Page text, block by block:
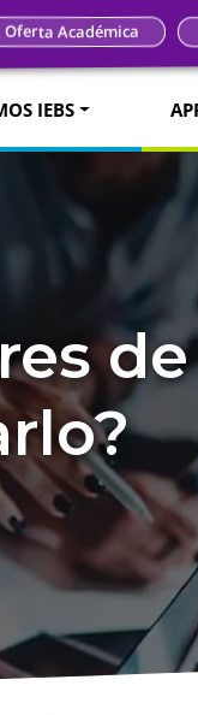
Oferta Académica
IEBS